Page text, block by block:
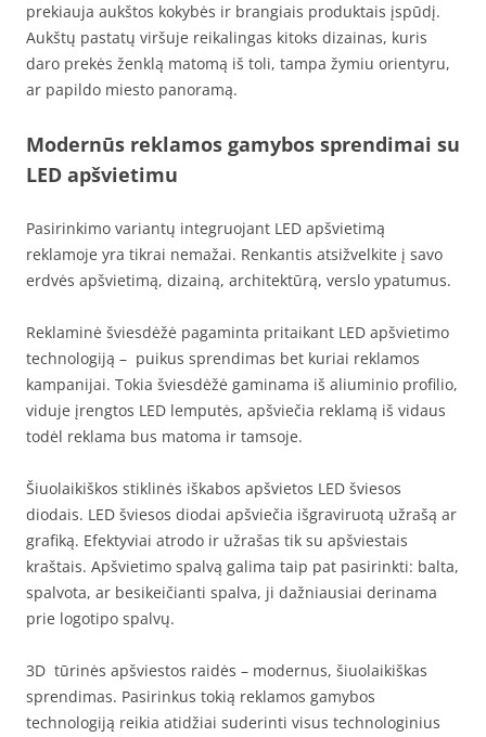
prekiauja aukštos kokybės ir brangiais produktais įspūdį.
Aukštų pastatų viršuje reikalingas kitoks dizainas, kuris
daro prekės ženklą matomą iš toli, tampa žymiu orientyru,
ar papildo miesto panoramą.
Modernūs reklamos gamybos sprendimai su
LED apšvietimu
Pasirinkimo variantų integruojant LED apšvietimą
reklamoje yra tikrai nemažai. Renkantis atsižvelkite į savo
erdvės apšvietimą, dizainą, architektūrą, verslo ypatumus.
Reklaminė šviesdėžė pagaminta pritaikant LED apšvietimo
technologiją – puikus sprendimas bet kuriai reklamos
kampanijai. Tokia šviesdėžė gaminama iš aliuminio profilio,
viduje įrengtos LED lemputės, apšviečia reklamą iš vidaus
todėl reklama bus matoma ir tamsoje.
Šiuolaikiškos stiklinės iškabos apšvietos LED šviesos
diodais. LED šviesos diodai apšviečia išgraviruotą užrašą ar
grafiką. Efektyviai atrodo ir užrašas tik su apšviestais
kraštais. Apšvietimo spalvą galima taip pat pasirinkti: balta,
spalvota, ar besikeičianti spalva, ji dažniausiai derinama
prie logotipo spalvų.
3D tūrinės apšviestos raidės – modernus, šiuolaikiškas
sprendimas. Pasirinkus tokią reklamos gamybos
technologiją reikia atidžiai suderinti visus technologinius